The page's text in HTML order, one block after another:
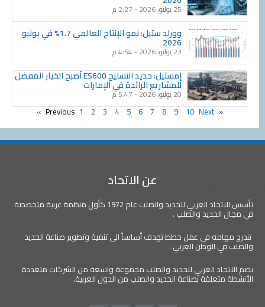
25 يوليو، 2026
وورلد ستيل: نمو الإنتاج العالمي 1.7% في يونيو
2026
23 يوليو، 2026
إمستيل: حديد التسليح ES600 أصبح الخيار المفضل
للمشاريع الرائدة في الإمارات
20 يوليو، 2026
« Previous
1 2 3 4 5 6 7 8 9 10 Next »
عن الاتحاد
تأسس الاتحاد العربي للحديد والصلب عام 1972 كأول منظمة عربية متخصصة
في مجال الحديد والصلب .
تندرج مهامه في عمل خطط تهدف أساساً الى تنمية وتطوير صناعة الحديد
والصلب في الوطن العربي .
يضم الاتحاد العربي للحديد والصلب مجموعة واسعة من الشركات متعددة
الأنشطة متعلقة بصناعة الحديد والصلب من الدول العربية.